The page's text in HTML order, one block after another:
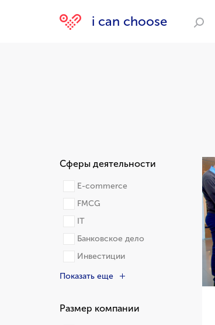
i can choose
Сферы деятельности
E-commerce
FMCG
IT
Банковское дело
Инвестиции
Показать еще
Размер компании